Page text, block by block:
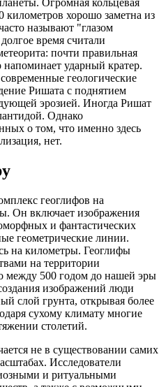
Огромная кольцевая
километров хорошо заметна из
называют "глазом
время считали
почти правильная
напоминает ударный кратер.
геологические
Ришата с поднятием
эрозией. Иногда Ришат
Однако
о том, что именно здесь
нет.
геоглифов на
Он включает изображения
и фантастических
геометрические линии.
на километры. Геоглифы
на территории
между 500 годом до нашей эры
изображений люди
слой грунта, открывая более
сухому климату многие
столетий.
не в существовании самих
Исследователи
и ритуальными